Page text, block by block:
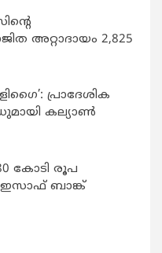
അറ്റാദായം 2,825
പ്രാദേശിക
കല്യാണ്‍
കോടി രൂപ
ഇസാഫ് ബാങ്ക്